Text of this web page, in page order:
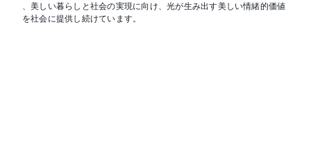
、美しい暮らしと社会の実現に向け、光が生み出す美しい情緒的価値
を社会に提供し続けています。